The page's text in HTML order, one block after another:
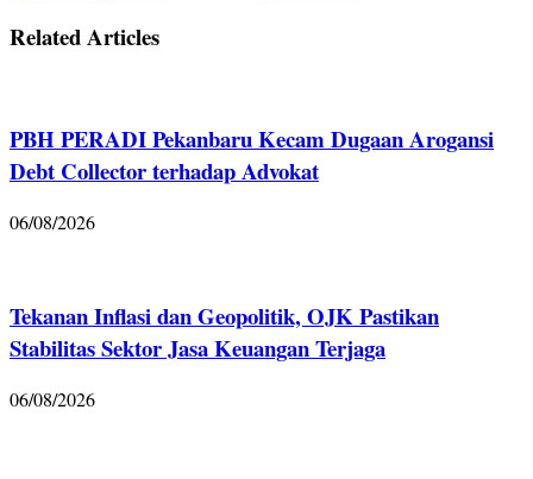
Related Articles
PBH PERADI Pekanbaru Kecam Dugaan Arogansi
Debt Collector terhadap Advokat
06/08/2026
Tekanan Inflasi dan Geopolitik, OJK Pastikan
Stabilitas Sektor Jasa Keuangan Terjaga
06/08/2026